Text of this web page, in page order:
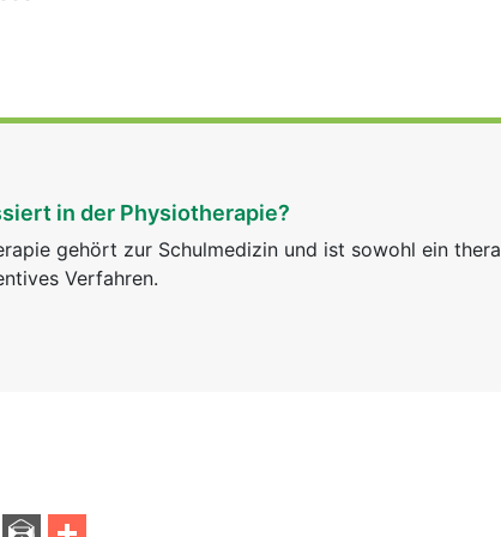
in der Physiotherapie?
gehört zur Schulmedizin und ist sowohl ein
Verfahren.